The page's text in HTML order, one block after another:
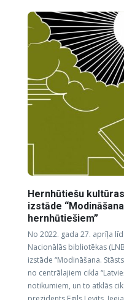
Hernhūtiešu
izstāde
hernhūtiešiem”
No 2022. gada 27. aprīļa
Nacionālās bibliotēkas
izstāde “Modināšana.
no centrālajiem cikla
notikumiem, un to atklās